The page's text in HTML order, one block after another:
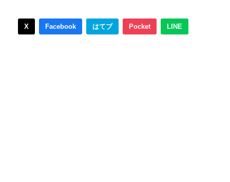
X Facebook はてブ Pocket LINE